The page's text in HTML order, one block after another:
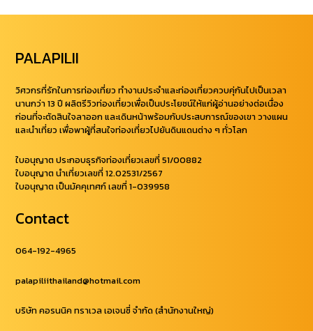
PALAPILII
วิศวกรที่รักในการท่องเที่ยว ทำงานประจำและท่องเที่ยวควบคุ่กันไปเป็นเวลา
นานกว่า 13 ปี ผลิตรีวิวท่องเที่ยวเพื่อเป็นประโยชน์ให้แก่ผู้อ่านอย่างต่อเนื่อง
ก่อนที่จะตัดสินใจลาออก และเดินหน้าพร้อมกับประสบการณ์ของเขา วางแผน
และนำเที่ยว เพื่อพาผู้ที่สนใจท่องเที่ยวไปยันดินแดนต่าง ๆ ทั่วโลก
ใบอนุญาต ประกอบธุรกิจท่องเที่ยวเลขที่ 51/00882
ใบอนุญาต นำเที่ยวเลขที่ 12.02531/2567
ใบอนุญาต เป็นมัคคุเทศก์ เลขที่ 1-039958
Contact
064-192-4965
palapiliithailand@hotmail.com
บริษัท คอรนนิค ทราเวล เอเจนซี่ จำกัด (สำนักงานใหญ่)